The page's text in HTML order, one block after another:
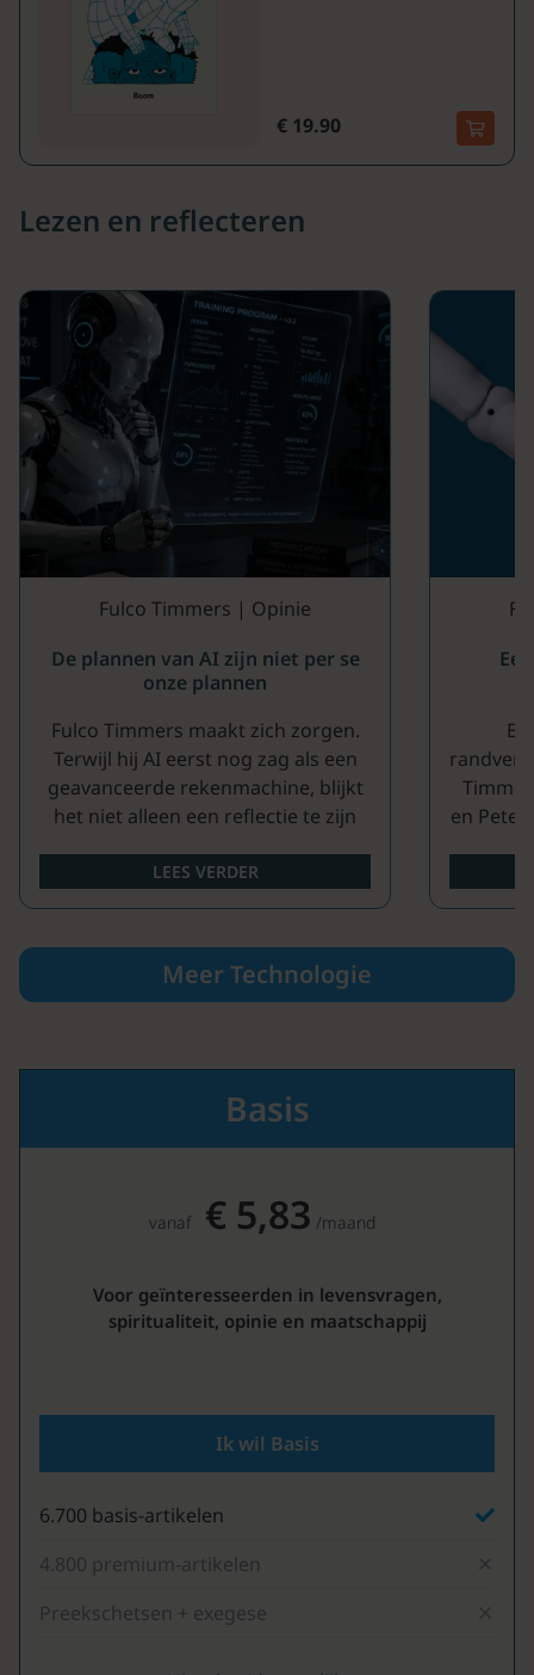
€ 19.90
Lezen en reflecteren
Fulco Timmers | Opinie
De plannen van AI zijn niet per se
onze plannen
Fulco Timmers maakt zich zorgen.
Terwijl hij AI eerst nog zag als een
geavanceerde rekenmachine, blijkt
het niet alleen een reflectie te zijn
LEES VERDER
en Peter
Meer Technologie
Basis
vanaf € 5,83 /maand
Voor geïnteresseerden in levensvragen,
spiritualiteit, opinie en maatschappij
Ik wil Basis
6.700 basis-artikelen
4.800 premium-artikelen
Preekschetsen + exegese